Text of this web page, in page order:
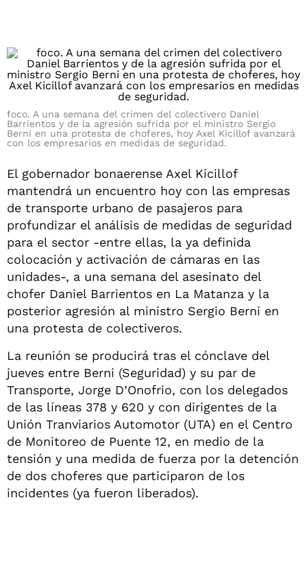
foco. A una semana del crimen del colectivero Daniel
Barrientos y de la agresión sufrida por el ministro Sergio
Berni en una protesta de choferes, hoy Axel Kicillof avanzará
con los empresarios en medidas de seguridad.
El gobernador bonaerense Axel Kicillof
mantendrá un encuentro hoy con las empresas
de transporte urbano de pasajeros para
profundizar el análisis de medidas de seguridad
para el sector -entre ellas, la ya definida
colocación y activación de cámaras en las
unidades-, a una semana del asesinato del
chofer Daniel Barrientos en La Matanza y la
posterior agresión al ministro Sergio Berni en
una protesta de colectiveros.
La reunión se producirá tras el cónclave del
jueves entre Berni (Seguridad) y su par de
Transporte, Jorge D’Onofrio, con los delegados
de las líneas 378 y 620 y con dirigentes de la
Unión Tranviarios Automotor (UTA) en el Centro
de Monitoreo de Puente 12, en medio de la
tensión y una medida de fuerza por la detención
de dos choferes que participaron de los
incidentes (ya fueron liberados).